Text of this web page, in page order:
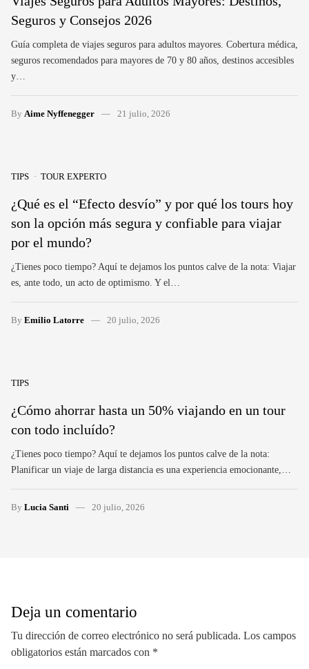
Seguros y Consejos 2026
Guía completa de viajes seguros para adultos mayores. Cobertura médica,
seguros recomendados para mayores de 70 y 80 años, destinos accesibles
y…
By Aime Nyffenegger 21 julio, 2026
TIPS TOUR EXPERTO
¿Qué es el “Efecto desvío” y por qué los tours hoy
son la opción más segura y confiable para viajar
por el mundo?
¿Tienes poco tiempo? Aquí te dejamos los puntos calve de la nota: Viajar
es, ante todo, un acto de optimismo. Y el…
By Emilio Latorre 20 julio, 2026
TIPS
¿Cómo ahorrar hasta un 50% viajando en un tour
con todo incluído?
¿Tienes poco tiempo? Aquí te dejamos los puntos calve de la nota:
Planificar un viaje de larga distancia es una experiencia emocionante,…
By Lucia Santi 20 julio, 2026
Deja un comentario
Tu dirección de correo electrónico no será publicada. Los campos
obligatorios están marcados con *